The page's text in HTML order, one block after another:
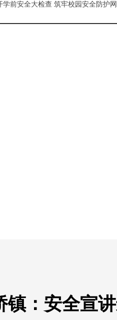
前安全大检查 筑牢校园安全防护网
镇：安全宣